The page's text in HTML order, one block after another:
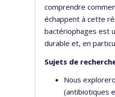
comprendre
échappent à cette
bactériophages est
durable et, en
Sujets de
Nous
(antibiotiques